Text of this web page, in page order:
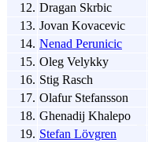
12. Dragan Skrbic
13. Jovan Kovacevic
14. Nenad Perunicic
15. Oleg Velykky
16. Stig Rasch
17. Olafur Stefansson
18. Ghenadij Khalepo
19. Stefan Lövgren